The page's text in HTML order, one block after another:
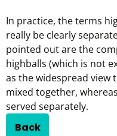
In practice, the terms
really be clearly
pointed out are the
highballs (which is not
as the widespread view
mixed together,
served separately.
Back